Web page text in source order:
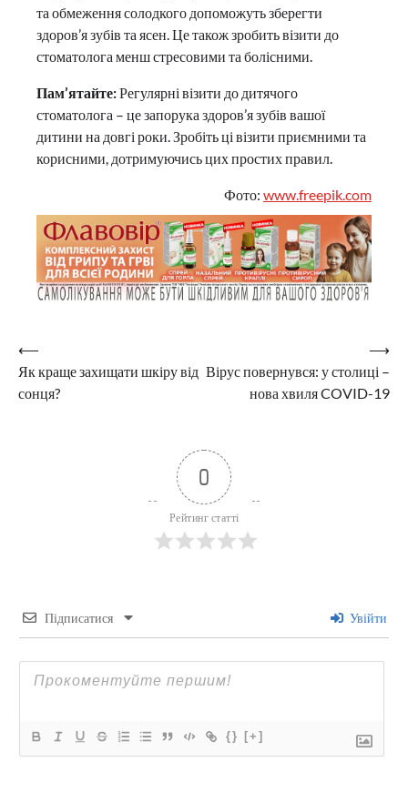
та обмеження солодкого допоможуть зберегти
здоров’я зубів та ясен. Це також зробить візити до
стоматолога менш стресовими та болісними.
Пам’ятайте:Регулярні візити до дитячого
стоматолога – це запорука здоров’я зубів вашої
дитини на довгі роки. Зробіть ці візити приємними та
корисними, дотримуючись цих простих правил.
Фото: www.freepik.com
Навігація
записів
⟵
Як краще захищати шкіру від
сонця?
Вірус повернувся: у столиці –
нова хвиля COVID-19
⟶
0
Рейтинг статті
Підписатися Увійти
{} [+]